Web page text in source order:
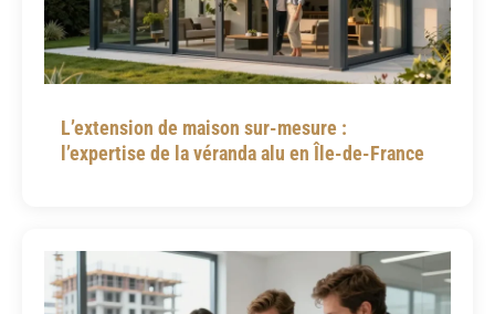
L’extension de maison sur-mesure :
l’expertise de la véranda alu en Île-de-France